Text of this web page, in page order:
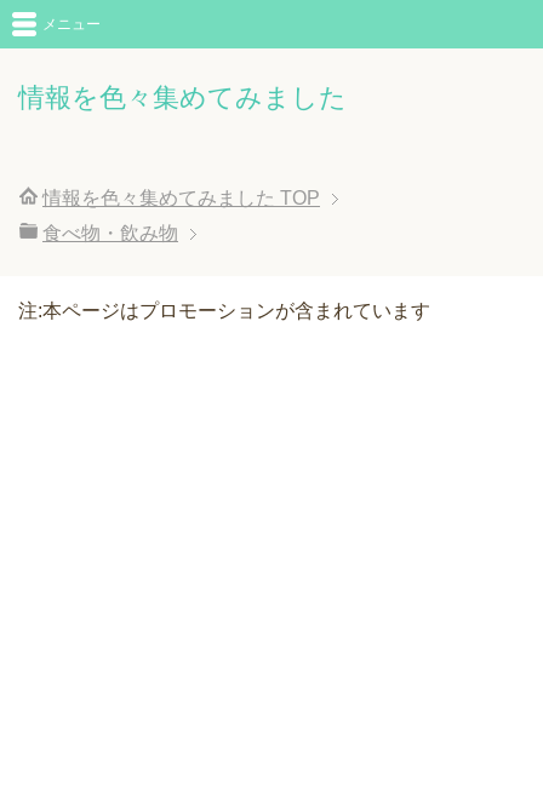
情報を色々集めてみました
メニュー
情報を色々集めてみました TOP
食べ物・飲み物
注:本ページはプロモーションが含まれています